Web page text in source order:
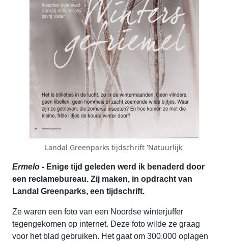
Landal Greenparks tijdschrift 'Natuurlijk'
Ermelo - Enige tijd geleden werd ik benaderd door
een reclamebureau. Zij maken, in opdracht van
Landal Greenparks, een tijdschrift.
Ze waren een foto van een Noordse winterjuffer
tegengekomen op internet. Deze foto wilde ze graag
voor het blad gebruiken. Het gaat om 300.000 oplagen